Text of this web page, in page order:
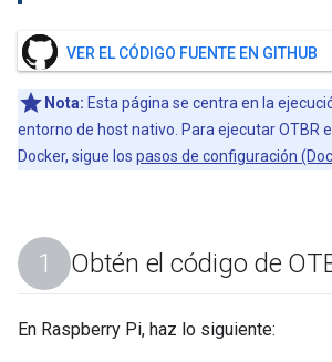
VER EL CÓDIGO FUENTE EN GITHUB
Nota: Esta página se centra en la
entorno de host nativo. Para ejecutar OTBR
Docker, sigue los pasos de configuración
Obtén el código de
En Raspberry Pi, haz lo siguiente: